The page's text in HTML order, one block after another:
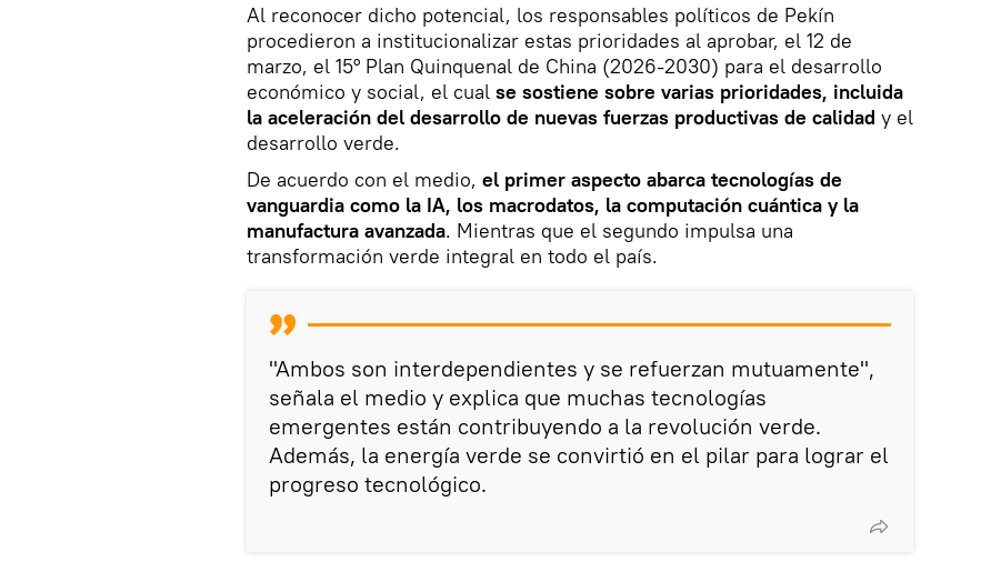
Al reconocer dicho potencial, los responsables políticos de Pekín
procedieron a institucionalizar estas prioridades al aprobar, el 12 de
marzo, el 15° Plan Quinquenal de China (2026-2030) para el desarrollo
económico y social, el cual se sostiene sobre varias prioridades, incluida
la aceleración del desarrollo de nuevas fuerzas productivas de calidad y el
desarrollo verde.
De acuerdo con el medio, el primer aspecto abarca tecnologías de
vanguardia como la IA, los macrodatos, la computación cuántica y la
manufactura avanzada. Mientras que el segundo impulsa una
transformación verde integral en todo el país.
"Ambos son interdependientes y se refuerzan mutuamente",
señala el medio y explica que muchas tecnologías
emergentes están contribuyendo a la revolución verde.
Además, la energía verde se convirtió en el pilar para lograr el
progreso tecnológico.